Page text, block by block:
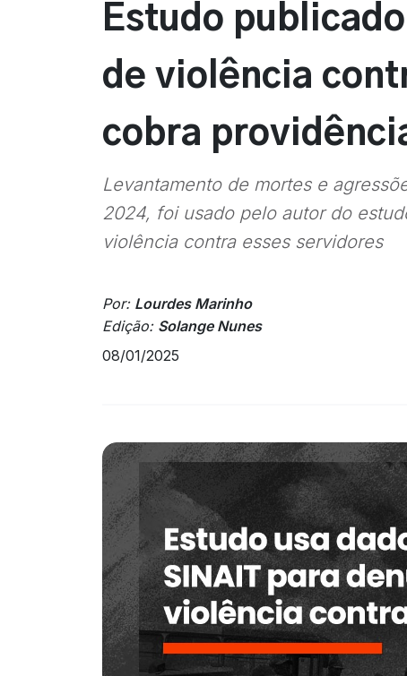
Estudo
de violência
cobra
Levantamento de mortes e
2024, foi usado pelo autor do
violência contra esses servidores
Por: Lourdes Marinho
Edição: Solange Nunes
08/01/2025